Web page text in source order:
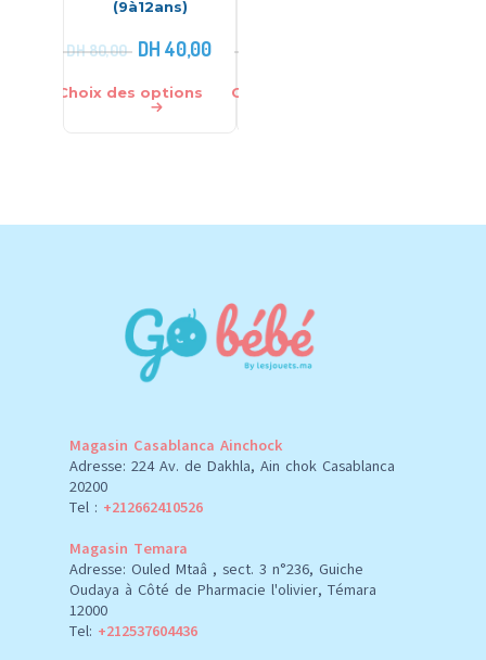
(9à12ans)
DH80,00 DH 40,00
Choix des options Choix des options
Magasin Casablanca Ainchock
Adresse: 224 Av. de Dakhla, Ain chok Casablanca
20200
Tel : +212662410526
Magasin Temara
Adresse: Ouled Mtaâ , sect. 3 n°236, Guiche
Oudaya à Côté de Pharmacie l'olivier, Témara
12000
Tel: +212537604436